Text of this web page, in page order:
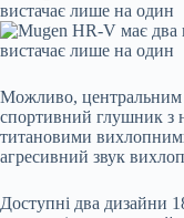
Можливо, центральним
спортивний глушник з
титановими
агресивний звук
Доступні два дизайни